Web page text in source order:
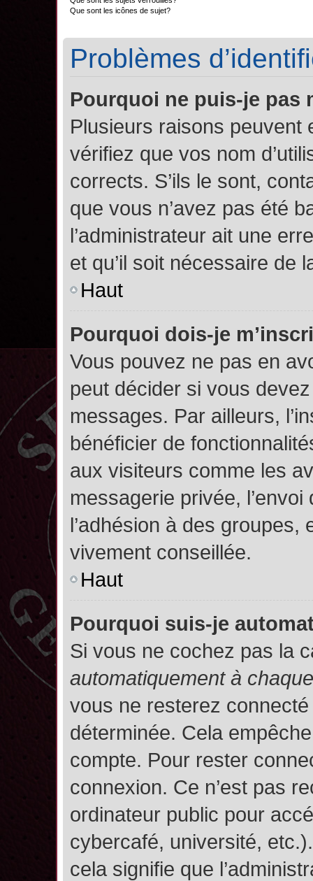
Que sont les icônes de sujet?
Problèmes
Pourquoi ne puis-je pas
Plusieurs raisons peuvent
vérifiez que vos nom
corrects. S’ils le sont,
que vous n’avez pas été
l’administrateur ait une
et qu’il soit nécessaire de
Haut
Pourquoi dois-je
Vous pouvez ne pas en
peut décider si vous
messages. Par ailleurs,
bénéficier de
aux visiteurs comme les
messagerie privée,
l’adhésion à des groupes,
vivement conseillée.
Haut
Pourquoi suis-je
Si vous ne cochez pas la
automatiquement à
vous ne resterez
déterminée. Cela
compte. Pour rester
connexion. Ce n’est pas
ordinateur public pour
cybercafé, université,
cela signifie que